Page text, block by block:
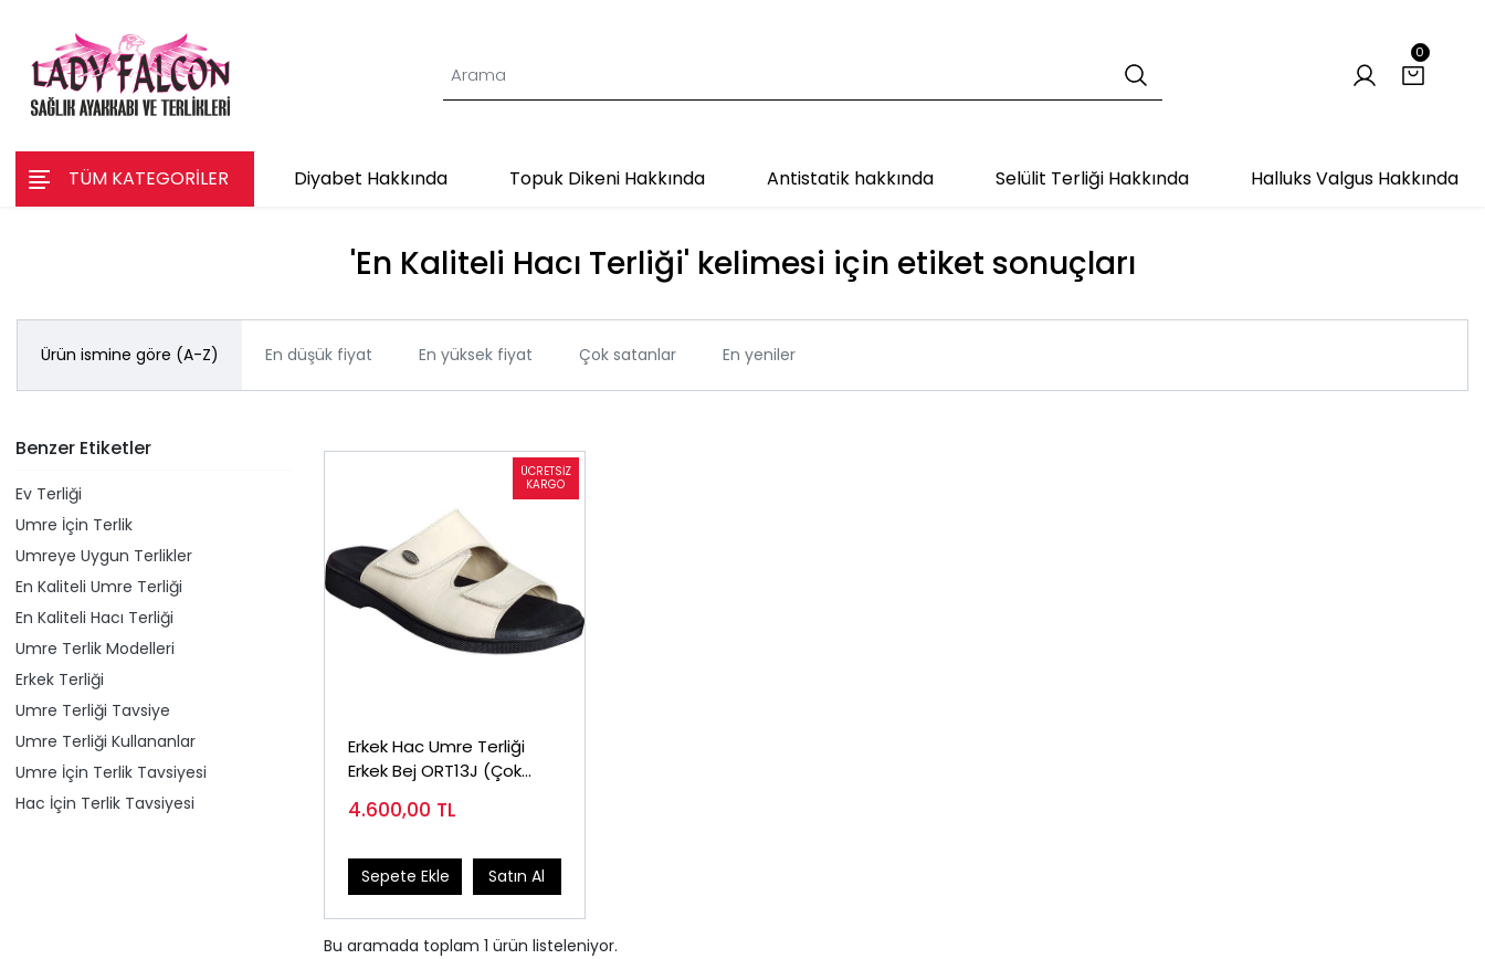
0
TÜM KATEGORİLER Diyabet Hakkında Topuk Dikeni Hakkında Antistatik hakkında Selülit Terliği Hakkında Halluks Valgus Hakkında
'En Kaliteli Hacı Terliği' kelimesi için etiket sonuçları
Ürün ismine göre (A-Z) En düşük fiyat En yüksek fiyat Çok satanlar En yeniler
Benzer Etiketler
Ev Terliği
Umre İçin Terlik
Umreye Uygun Terlikler
En Kaliteli Umre Terliği
En Kaliteli Hacı Terliği
Umre Terlik Modelleri
Erkek Terliği
Umre Terliği Tavsiye
Umre Terliği Kullananlar
Umre İçin Terlik Tavsiyesi
Hac İçin Terlik Tavsiyesi
Erkek Hac Umre Terliği
Erkek Bej ORT13J (Çok
4.600,00 TL
Sepete Ekle Satın Al
Bu aramada toplam 1 ürün listeleniyor.